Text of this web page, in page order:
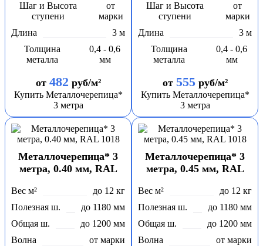
Шаг и Высота
ступени
от
марки
Длина
3 м
Толщина
металла
0,4 - 0,6
мм
от 482 руб/м²
Купить Металлочерепица*
3 метра
Шаг и Высота
ступени
от
марки
Длина
3 м
Толщина
металла
0,4 - 0,6
мм
от 555руб/м²
Купить Металлочерепица*
3 метра
Металлочерепица* 3
метра, 0.40 мм, RAL
Вес м²
до 12 кг
Полезная ш.
до 1180 мм
Общая ш.
до 1200 мм
Волна
от марки
Металлочерепица* 3
метра, 0.45 мм, RAL
Вес м²
до 12 кг
Полезная ш.
до 1180 мм
Общая ш.
до 1200 мм
Волна
от марки